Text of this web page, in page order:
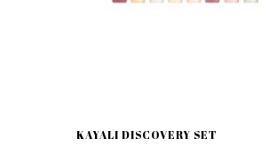
KAYALI DISCOVERY SET